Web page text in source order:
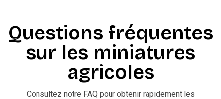
Questions fréquentes
sur les miniatures
agricoles
Consultez notre FAQ pour obtenir rapidement les